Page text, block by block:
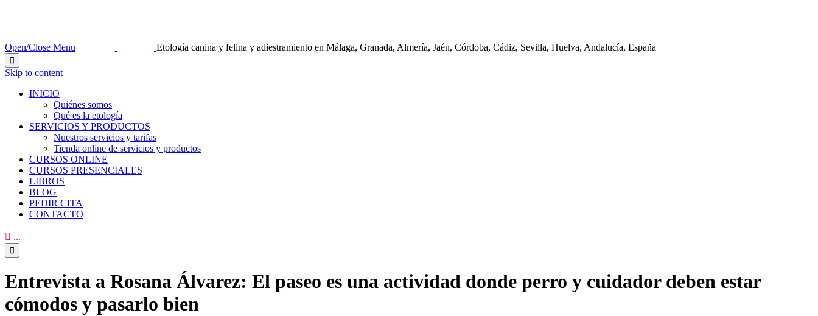
Open/Close Menu Etología canina y felina y adiestramiento en Málaga, Granada, Almería, Jaén, Córdoba, Cádiz, Sevilla, Huelva, Andalucía, España

Skip to content
INICIO
Quiénes somos
Qué es la etología
SERVICIOS Y PRODUCTOS
Nuestros servicios y tarifas
Tienda online de servicios y productos
CURSOS ONLINE
CURSOS PRESENCIALES
LIBROS
BLOG
PEDIR CITA
CONTACTO
 ...

Entrevista a Rosana Álvarez: El paseo es una actividad donde perro y cuidador deben estar
cómodos y pasarlo bien